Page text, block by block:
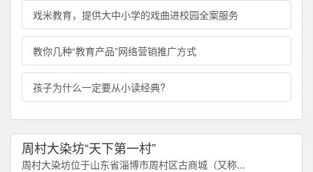
戏米教育，提供大中小学的戏曲进校园全案服务
教你几种“教育产品”网络营销推广方式
孩子为什么一定要从小读经典?
周村大染坊“天下第一村”
周村大染坊位于山东省淄博市周村区古商城（又称...